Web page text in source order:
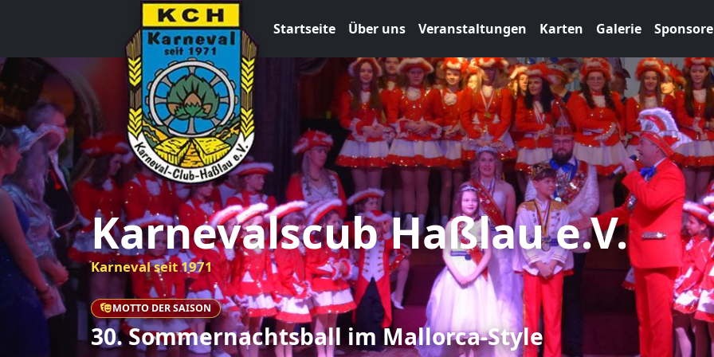
Startseite Über uns Veranstaltungen Karten Galerie
Karnevalscub Haßlau e.V.
Karneval seit 1971
MOTTO DER SAISON
30. Sommernachtsball im Mallorca-Style